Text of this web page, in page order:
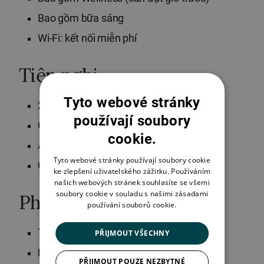
Bao gồm bữa sáng
Wi-Fi: kết nối miễn phí
Tiện nghi
2x Giường đôi
Ghế sofa
Ấm đun nước và trà
Cũi trẻ em theo yêu cầu
Phòng tắm
Tắm đứng & vòi hoa sen
Máy sấy tóc
Tyto webové stránky
používají soubory
cookie.
Tyto webové stránky používají soubory cookie
ke zlepšení uživatelského zážitku. Používáním
našich webových stránek souhlasíte se všemi
soubory cookie v souladu s našimi zásadami
používání souborů cookie.
PŘIJMOUT VŠECHNY
PŘIJMOUT POUZE NEZBYTNÉ